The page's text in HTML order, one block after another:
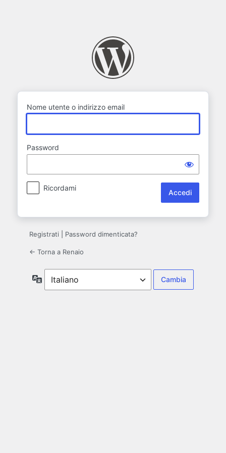
Nome utente o indirizzo email
Password
Ricordami
Registrati Password dimenticata?
← Torna a Renaio
Lingua